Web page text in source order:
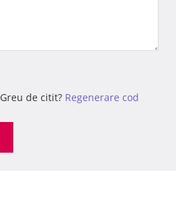
Greu de citit? Regenerare cod